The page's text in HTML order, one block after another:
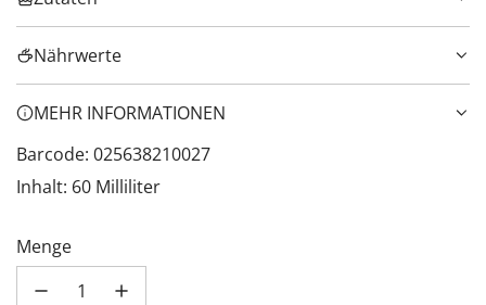
Nährwerte
MEHR INFORMATIONEN
Barcode: 025638210027
Inhalt: 60 Milliliter
Menge